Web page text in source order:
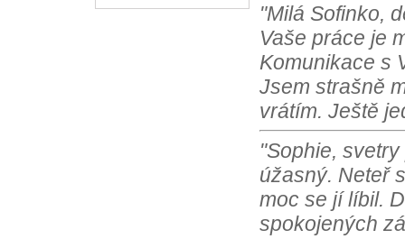
"Milá Sofinko,
Vaše práce je
Komunikace s
Jsem strašně
vrátím. Ještě
"Sophie,
úžasný. Neteř
moc se jí líbil.
spokojených